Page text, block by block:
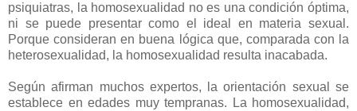
psiquiatras, la homosexualidad no es una condición óptima,
ni se puede presentar como el ideal en materia sexual.
Porque consideran en buena lógica que, comparada con la
heterosexualidad, la homosexualidad resulta inacabada.
Según afirman muchos expertos, la orientación sexual se
establece en edades muy tempranas. La homosexualidad,